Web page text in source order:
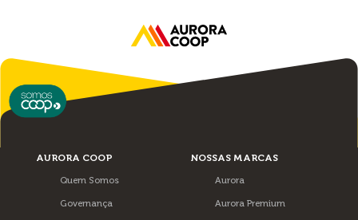
AURORA COOP
Quem Somos
Governança
NOSSAS MARCAS
Aurora
Aurora Premium